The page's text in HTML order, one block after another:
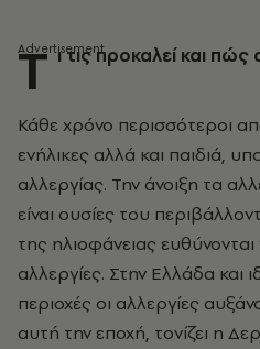
Τ ι τις προκαλεί και πώς
Κάθε χρόνο περισσότεροι
ενήλικες αλλά και παιδιά,
αλλεργίας. Την άνοιξη τα
είναι ουσίες του
της ηλιοφάνειας ευθύνονται
αλλεργίες. Στην Ελλάδα και
περιοχές οι αλλεργίες
αυτή την εποχή, τονίζει η